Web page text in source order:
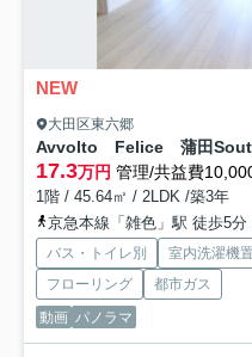
NEW
大田区東六郷
Avvolto Felice 蒲田
17.3万円 管理/共益費
1階 / 45.64㎡ / 2LDK /築3年
京急本線「雑色」駅 徒歩5分
バス・トイレ別 室内洗濯機
フローリング
都市ガス
動画 パノラマ